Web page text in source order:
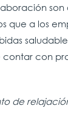
que a los
con
de